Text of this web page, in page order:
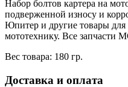
Набор болтов картера на
подверженной износу и
Юпитер и другие товары для
мототехнику. Все запчасти
Вес товара: 180 гр.
Доставка и оплата